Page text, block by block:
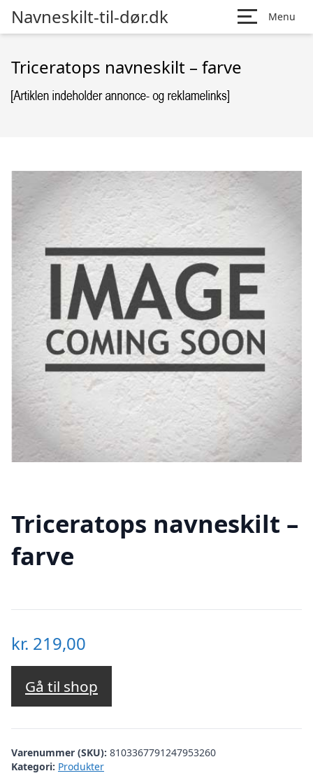
Navneskilt-til-dør.dk Menu
Triceratops navneskilt – farve
Triceratops navneskilt –
farve
kr. 219,00
Gå til shop
Varenummer (SKU): 8103367791247953260
Kategori: Produkter